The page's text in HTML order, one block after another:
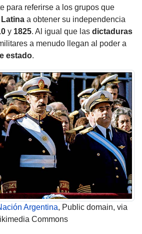
para referirse a los grupos que
a obtener su independencia
y 1825. Al igual que las dictaduras
a menudo llegan al poder a
estado.
Argentina, Public domain, via
Commons